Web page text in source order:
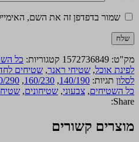
שמור בדפדפן זה את השם,
מק"ט: 1572736849 קטגוריות: כל
לפינת אוכל, שטיחי ראנר, שטיחים
לסלון תגיות: 140/190
,
160/230
,
290
כל השטיחים, צבעוני, שטיחונים,
Share:
מוצרים קשורים